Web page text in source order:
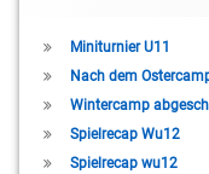
Miniturnier U11
Nach dem
Wintercamp
Spielrecap Wu12
Spielrecap wu12